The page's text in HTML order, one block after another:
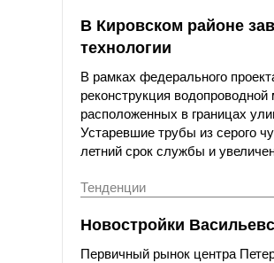
В Кировском районе
технологии
В рамках федерального
реконструкция
расположенных в границах
Устаревшие трубы из серого
летний срок службы и
Тенденции
Новостройки
Первичный рынок центра